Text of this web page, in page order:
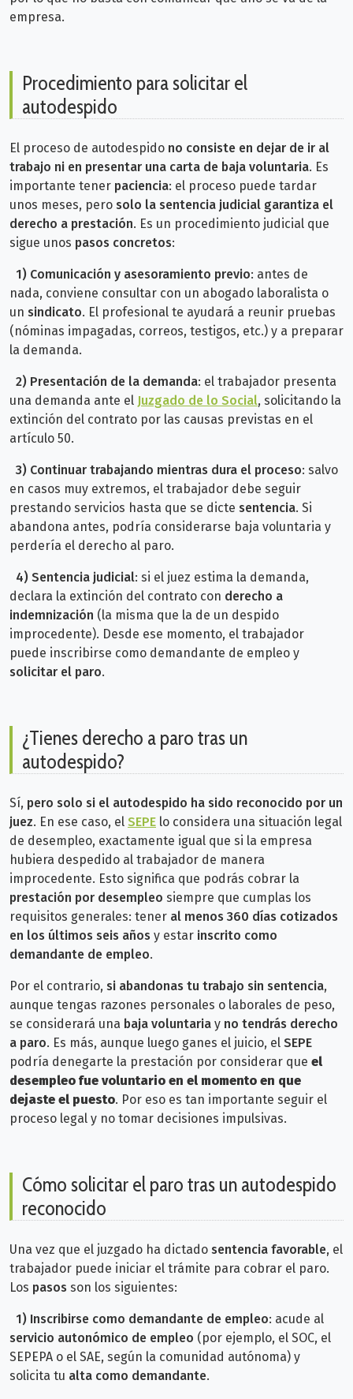
empresa.
Procedimiento para solicitar el
autodespido
El proceso de autodespido no consiste en dejar de ir al
trabajo ni en presentar una carta de baja voluntaria. Es
importante tener paciencia: el proceso puede tardar
unos meses, pero solo la sentencia judicial garantiza el
derecho a prestación. Es un procedimiento judicial que
sigue unos pasos concretos:
1) Comunicación y asesoramiento previo: antes de
nada, conviene consultar con un abogado laboralista o
un sindicato. El profesional te ayudará a reunir pruebas
(nóminas impagadas, correos, testigos, etc.) y a preparar
la demanda.
2) Presentación de la demanda: el trabajador presenta
una demanda ante el Juzgado de lo Social, solicitando la
extinción del contrato por las causas previstas en el
artículo 50.
3) Continuar trabajando mientras dura el proceso: salvo
en casos muy extremos, el trabajador debe seguir
prestando servicios hasta que se dicte sentencia. Si
abandona antes, podría considerarse baja voluntaria y
perdería el derecho al paro.
4) Sentencia judicial: si el juez estima la demanda,
declara la extinción del contrato con derecho a
indemnización (la misma que la de un despido
improcedente). Desde ese momento, el trabajador
puede inscribirse como demandante de empleo y
solicitar el paro.
¿Tienes derecho a paro tras un
autodespido?
Sí, pero solo si el autodespido ha sido reconocido por un
juez. En ese caso, el SEPE lo considera una situación legal
de desempleo, exactamente igual que si la empresa
hubiera despedido al trabajador de manera
improcedente. Esto significa que podrás cobrar la
prestación por desempleo siempre que cumplas los
requisitos generales: tener al menos 360 días cotizados
en los últimos seis años y estar inscrito como
demandante de empleo.
Por el contrario, si abandonas tu trabajo sin sentencia,
aunque tengas razones personales o laborales de peso,
se considerará una baja voluntaria y no tendrás derecho
a paro. Es más, aunque luego ganes el juicio, el SEPE
podría denegarte la prestación por considerar que el
desempleo fue voluntario en el momento en que
dejaste el puesto. Por eso es tan importante seguir el
proceso legal y no tomar decisiones impulsivas.
Cómo solicitar el paro tras un autodespido
reconocido
Una vez que el juzgado ha dictado sentencia favorable, el
trabajador puede iniciar el trámite para cobrar el paro.
Los pasos son los siguientes:
1) Inscribirse como demandante de empleo: acude al
servicio autonómico de empleo (por ejemplo, el SOC, el
SEPEPA o el SAE, según la comunidad autónoma) y
solicita tu alta como demandante.